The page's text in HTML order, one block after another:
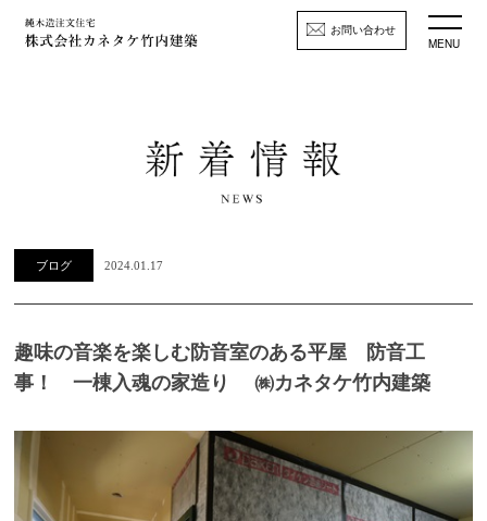
お問い合わせ
MENU
ブログ 2024.01.17
趣味の音楽を楽しむ防音室のある平屋 防音工
事！ 一棟入魂の家造り ㈱カネタケ竹内建築